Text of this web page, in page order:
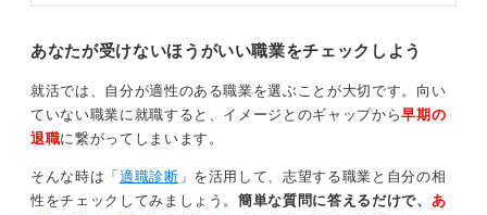
あなたが受けないほうがいい職業をチェックしよう
就活では、自分が適性のある職業を選ぶことが大切です。向い
ていない職業に就職すると、イメージとのギャップから早期の
退職に繋がってしまいます。
そんな時は「 適職診断 」を活用して、志望する職業と自分の相
性をチェックしてみましょう。簡単な質問に答えるだけで、 あ